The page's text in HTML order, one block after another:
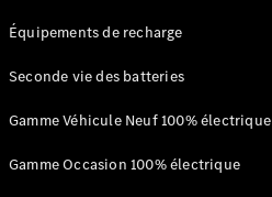
véhicule
stock
Configurez
votre
véhicule
Équipements de recharge
Seconde vie des batteries
Gamme Véhicule Neuf 100% électrique
Gamme Occasion 100% électrique